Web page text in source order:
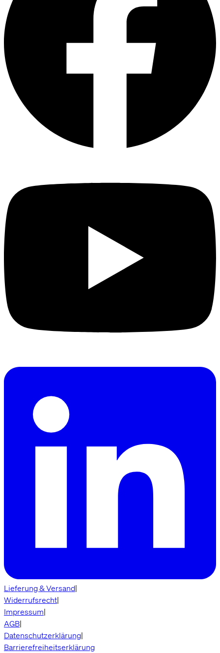
Lieferung & Versand|
Widerrufsrecht|
Impressum|
AGB|
Datenschutzerklärung|
Barrierefreiheitserklärung